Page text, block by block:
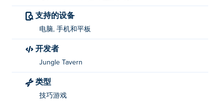
向下移动：松开 W 键、向上箭头键、空格键或鼠
标左键
重启：使用 R 键
谁创造了《霓虹挑战传奇》？
《霓虹挑战传奇》由 Jungle Tavern 开发。您还可以在以
下平台畅玩他们的其他游戏： Poki (宝玩)：
支持的设备
电脑, 手机和平板
开发者
Jungle Tavern
类型
技巧游戏